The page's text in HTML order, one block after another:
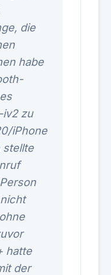
die
habe
iv2 zu
iPhone
stellte
hatte
der